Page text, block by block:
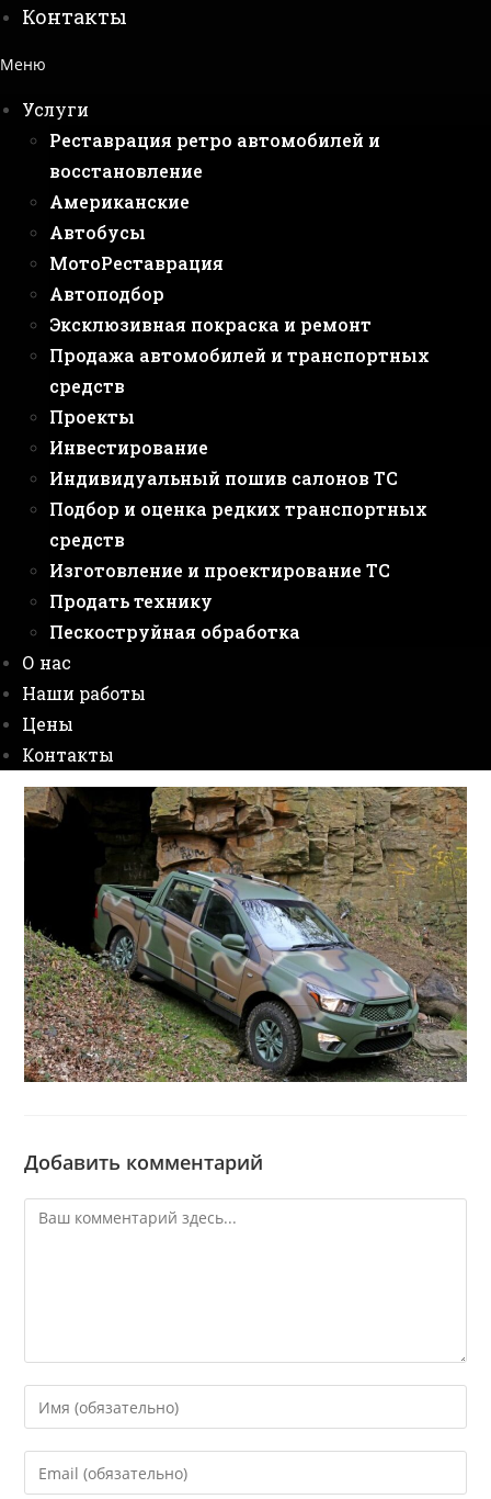
Контакты
Меню
Услуги
Реставрация ретро автомобилей и
восстановление
Американские
Автобусы
МотоРеставрация
Автоподбор
Эксклюзивная покраска и ремонт
Продажа автомобилей и транспортных
средств
Проекты
Инвестирование
Индивидуальный пошив салонов ТС
Подбор и оценка редких транспортных
средств
Изготовление и проектирование ТС
Продать технику
Пескоструйная обработка
О нас
Наши работы
Цены
Контакты
Добавить комментарий
Комментарий
Введите
свое
имя
или
Введите
свой